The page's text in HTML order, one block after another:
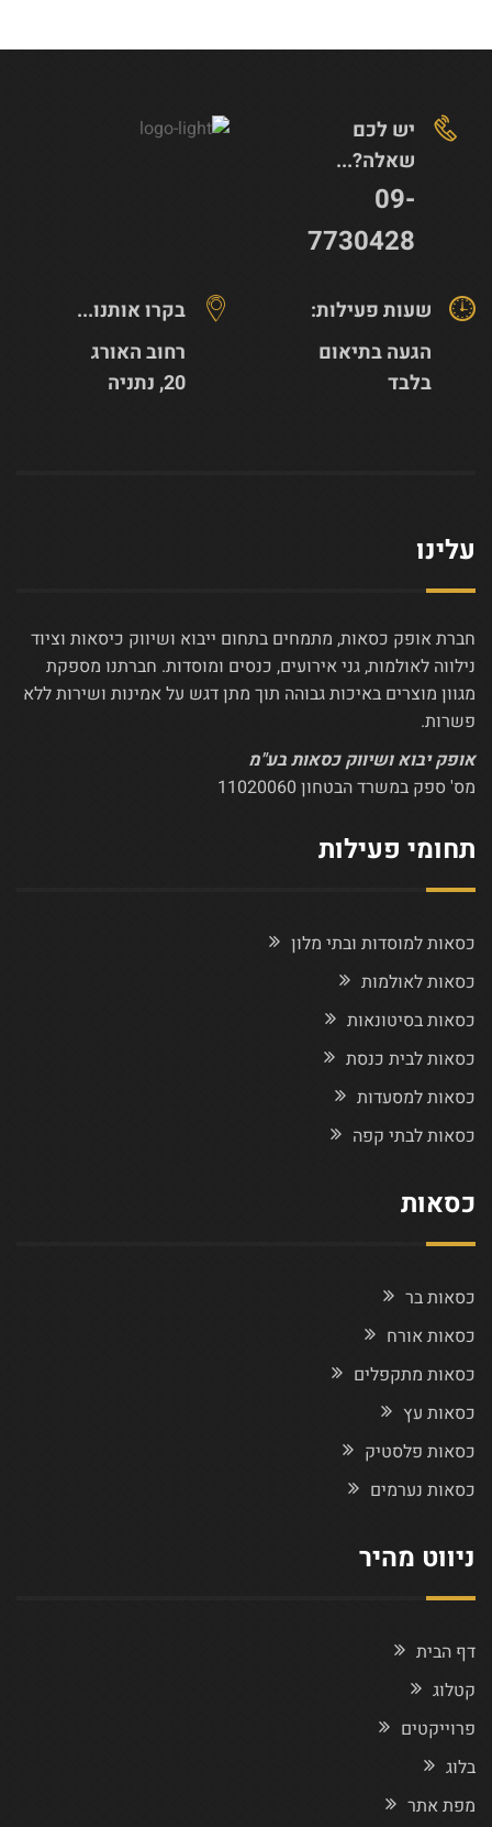
יש לכם
שאלה?...
09-
7730428
בקרו אותנו...
רחוב האורג
20, נתניה
שעות פעילות:
הגעה בתיאום
בלבד
עלינו
חברת אופק כסאות, מתמחים בתחום ייבוא ושיווק כיסאות וציוד
נילווה לאולמות, גני אירועים, כנסים ומוסדות. חברתנו מספקת
מגוון מוצרים באיכות גבוהה תוך מתן דגש על אמינות ושירות ללא
פשרות.
אופק יבוא ושיווק כסאות בע"מ
מס' ספק במשרד הבטחון 11020060
תחומי פעילות
כסאות למוסדות ובתי מלון
כסאות לאולמות
כסאות בסיטונאות
כסאות לבית כנסת
כסאות למסעדות
כסאות לבתי קפה
כסאות
כסאות בר
כסאות אורח
כסאות מתקפלים
כסאות עץ
כסאות פלסטיק
כסאות נערמים
ניווט מהיר
דף הבית
קטלוג
פרוייקטים
בלוג
מפת אתר